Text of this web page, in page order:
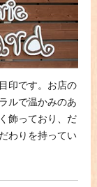
印です。お店の
ルで温かみのあ
飾っており、だ
わりを持ってい